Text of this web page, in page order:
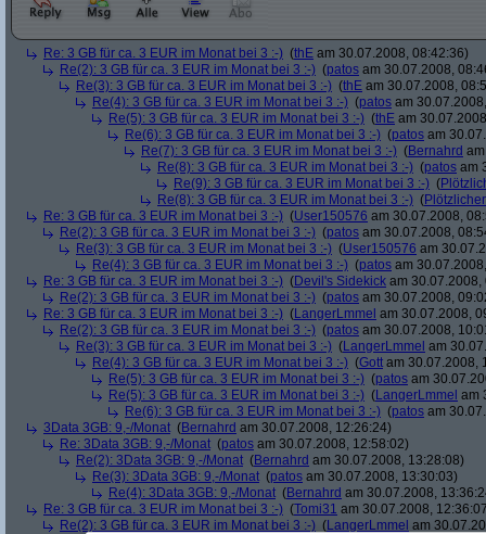
Re: 3 GB für ca. 3 EUR im Monat bei 3 :-) (thE am 30.07.2008, 08:42:36)
Re(2): 3 GB für ca. 3 EUR im Monat bei 3 :-) (patos am 30.07.2008,
Re(3): 3 GB für ca. 3 EUR im Monat bei 3 :-) (thE am 30.07.2008,
Re(4): 3 GB für ca. 3 EUR im Monat bei 3 :-) (patos am
Re(5): 3 GB für ca. 3 EUR im Monat bei 3 :-) (thE am
Re(6): 3 GB für ca. 3 EUR im Monat bei 3 :-) (patos am
Re(7): 3 GB für ca. 3 EUR im Monat bei 3 :-) (Bernahrd
Re(8): 3 GB für ca. 3 EUR im Monat bei 3 :-) (patos am
Re(9): 3 GB für ca. 3 EUR im Monat bei 3 :-) (
Re(8): 3 GB für ca. 3 EUR im Monat bei 3 :-) (
Re: 3 GB für ca. 3 EUR im Monat bei 3 :-) (User150576 am 30.07.2008,
Re(2): 3 GB für ca. 3 EUR im Monat bei 3 :-) (patos am 30.07.2008,
Re(3): 3 GB für ca. 3 EUR im Monat bei 3 :-) (User150576 am
Re(4): 3 GB für ca. 3 EUR im Monat bei 3 :-) (patos am
Re: 3 GB für ca. 3 EUR im Monat bei 3 :-) (Devil's Sidekick am 30.07.2008,
Re(2): 3 GB für ca. 3 EUR im Monat bei 3 :-) (patos am 30.07.2008,
Re: 3 GB für ca. 3 EUR im Monat bei 3 :-) (LangerLmmel am 30.07.2008,
Re(2): 3 GB für ca. 3 EUR im Monat bei 3 :-) (patos am 30.07.2008,
Re(3): 3 GB für ca. 3 EUR im Monat bei 3 :-) (LangerLmmel am
Re(4): 3 GB für ca. 3 EUR im Monat bei 3 :-) (Gott am 30.07.2008,
Re(5): 3 GB für ca. 3 EUR im Monat bei 3 :-) (patos am
Re(5): 3 GB für ca. 3 EUR im Monat bei 3 :-) (LangerLmmel am
Re(6): 3 GB für ca. 3 EUR im Monat bei 3 :-) (patos am
3Data 3GB: 9,-/Monat (Bernahrd am 30.07.2008, 12:26:24)
Re: 3Data 3GB: 9,-/Monat (patos am 30.07.2008, 12:58:02)
Re(2): 3Data 3GB: 9,-/Monat (Bernahrd am 30.07.2008, 13:28:08)
Re(3): 3Data 3GB: 9,-/Monat (patos am 30.07.2008, 13:30:03)
Re(4): 3Data 3GB: 9,-/Monat (Bernahrd am 30.07.2008,
Re: 3 GB für ca. 3 EUR im Monat bei 3 :-) (Tomi31 am 30.07.2008,
Re(2): 3 GB für ca. 3 EUR im Monat bei 3 :-) (LangerLmmel am